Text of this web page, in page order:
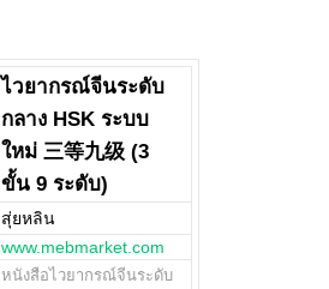
ไวยากรณ์จีนระดับ
กลาง HSK ระบบ
ใหม่ 三等九级 (3
ขั้น 9 ระดับ)
สุ่ยหลิน
www.mebmarket.com
หนังสือไวยากรณ์จีนระดับ